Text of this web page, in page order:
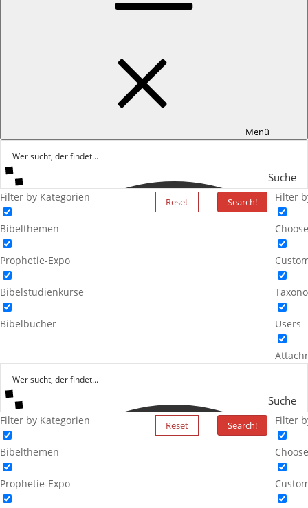
Menü
Suche
Filter by Kategorien
Bibelthemen
Prophetie-Expo
Bibelstudienkurse
Bibelbücher
Reset Search! Filter
Users
Suche
Filter by Kategorien
Bibelthemen
Prophetie-Expo
Reset Search! Filter